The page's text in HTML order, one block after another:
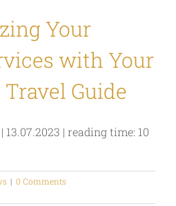
Your
with Your
Guide
| reading time: 10
| 0 Comments